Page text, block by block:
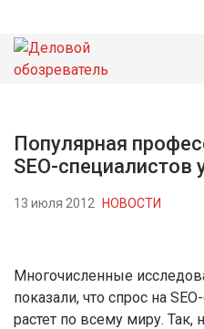
НОВОСТИ
Популярная
SEO-специалистов
13 июля 2012 НОВОСТИ
Многочисленные
показали, что спрос на
растет по всему миру. Так,